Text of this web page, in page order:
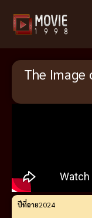
The
ปีที่ฉาย2024